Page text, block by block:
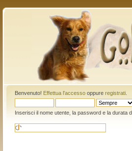
Benvenuto! Effettua l'accessooppure registrati.
Inserisci il nome utente, la password e la durata